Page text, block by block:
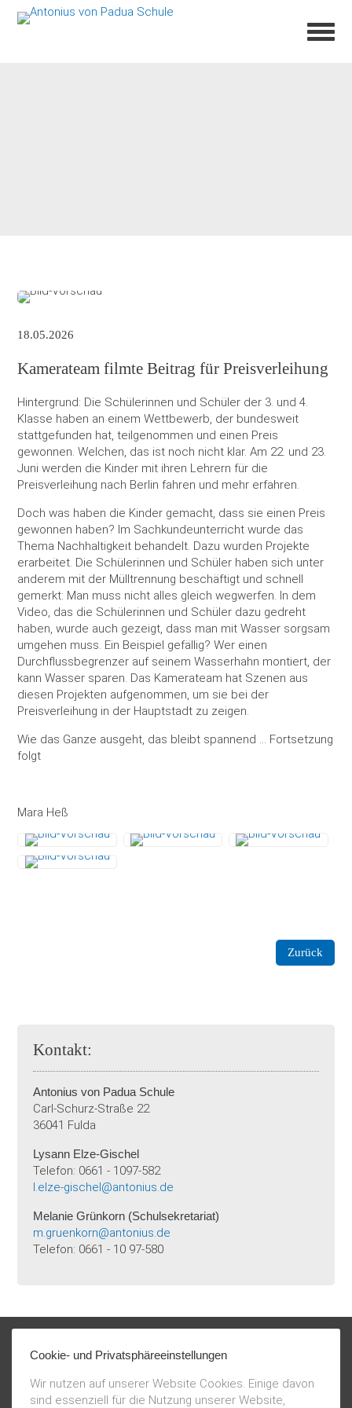
18.05.2026
Kamerateam filmte Beitrag für Preisverleihung
Hintergrund: Die Schülerinnen und Schüler der 3. und 4.
Klasse haben an einem Wettbewerb, der bundesweit
stattgefunden hat, teilgenommen und einen Preis
gewonnen. Welchen, das ist noch nicht klar. Am 22. und 23.
Juni werden die Kinder mit ihren Lehrern für die
Preisverleihung nach Berlin fahren und mehr erfahren.
Doch was haben die Kinder gemacht, dass sie einen Preis
gewonnen haben? Im Sachkundeunterricht wurde das
Thema Nachhaltigkeit behandelt. Dazu wurden Projekte
erarbeitet. Die Schülerinnen und Schüler haben sich unter
anderem mit der Mülltrennung beschäftigt und schnell
gemerkt: Man muss nicht alles gleich wegwerfen. In dem
Video, das die Schülerinnen und Schüler dazu gedreht
haben, wurde auch gezeigt, dass man mit Wasser sorgsam
umgehen muss. Ein Beispiel gefällig? Wer einen
Durchflussbegrenzer auf seinem Wasserhahn montiert, der
kann Wasser sparen. Das Kamerateam hat Szenen aus
diesen Projekten aufgenommen, um sie bei der
Preisverleihung in der Hauptstadt zu zeigen.
Wie das Ganze ausgeht, das bleibt spannend … Fortsetzung
folgt
Mara Heß
Zurück
Kontakt:
Antonius von Padua Schule
Carl-Schurz-Straße 22
36041 Fulda
Lysann Elze-Gischel
Telefon: 0661 - 1097-582
l.elze-gischel@antonius.de
Melanie Grünkorn (Schulsekretariat)
m.gruenkorn@antonius.de
Telefon: 0661 - 10 97-580
Cookie- und Privatsphäreeinstellungen
Wir nutzen auf unserer Website Cookies. Einige davon
sind essenziell für die Nutzung unserer Website,